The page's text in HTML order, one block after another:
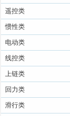
遥控类
惯性类
电动类
线控类
上链类
回力类
滑行类